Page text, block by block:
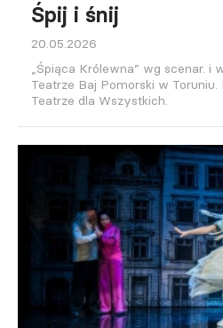
Śpij i śnij
20.05.2026
„Śpiąca Królewna” wg scenar. i
Teatrze Baj Pomorski w
Teatrze dla Wszystkich.